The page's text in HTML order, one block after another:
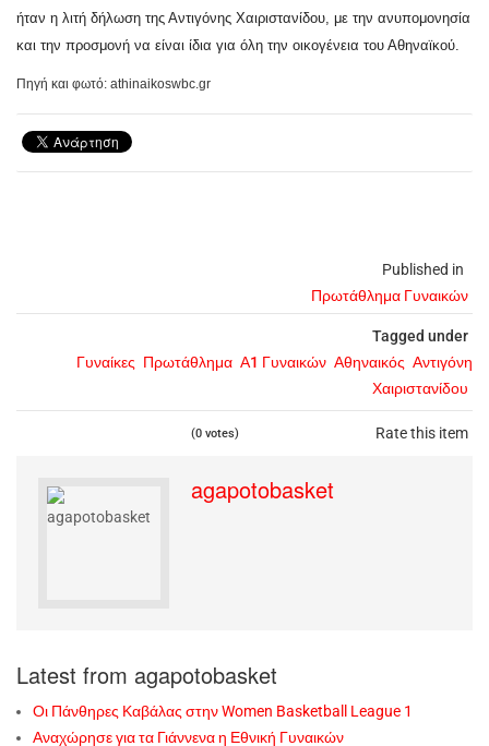
Published in
Πρωτάθλημα Γυναικών
Tagged under
Γυναίκες Πρωτάθλημα Α1 Γυναικών Αθηναικός Αντιγόνη
Χαιριστανίδου
Rate this item
(0 votes)
ήταν η λιτή δήλωση της Αντιγόνης Χαιριστανίδου, με την ανυπομονησία
και την προσμονή να είναι ίδια για όλη την οικογένεια του Αθηναϊκού.
Πηγή και φωτό: athinaikoswbc.gr
agapotobasket
Latest from agapotobasket
Οι Πάνθηρες Καβάλας στην Women Basketball League 1
Αναχώρησε για τα Γιάννενα η Εθνική Γυναικών